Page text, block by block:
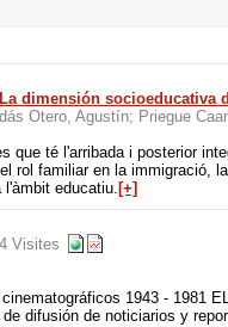
dimensión socioeducativa
Otero, Agustín; Priegue
que té l'arribada i posterior
rol familiar en la immigració,
l'àmbit educatiu. [+]
Visites
1943 - 1981
difusión de noticiarios y